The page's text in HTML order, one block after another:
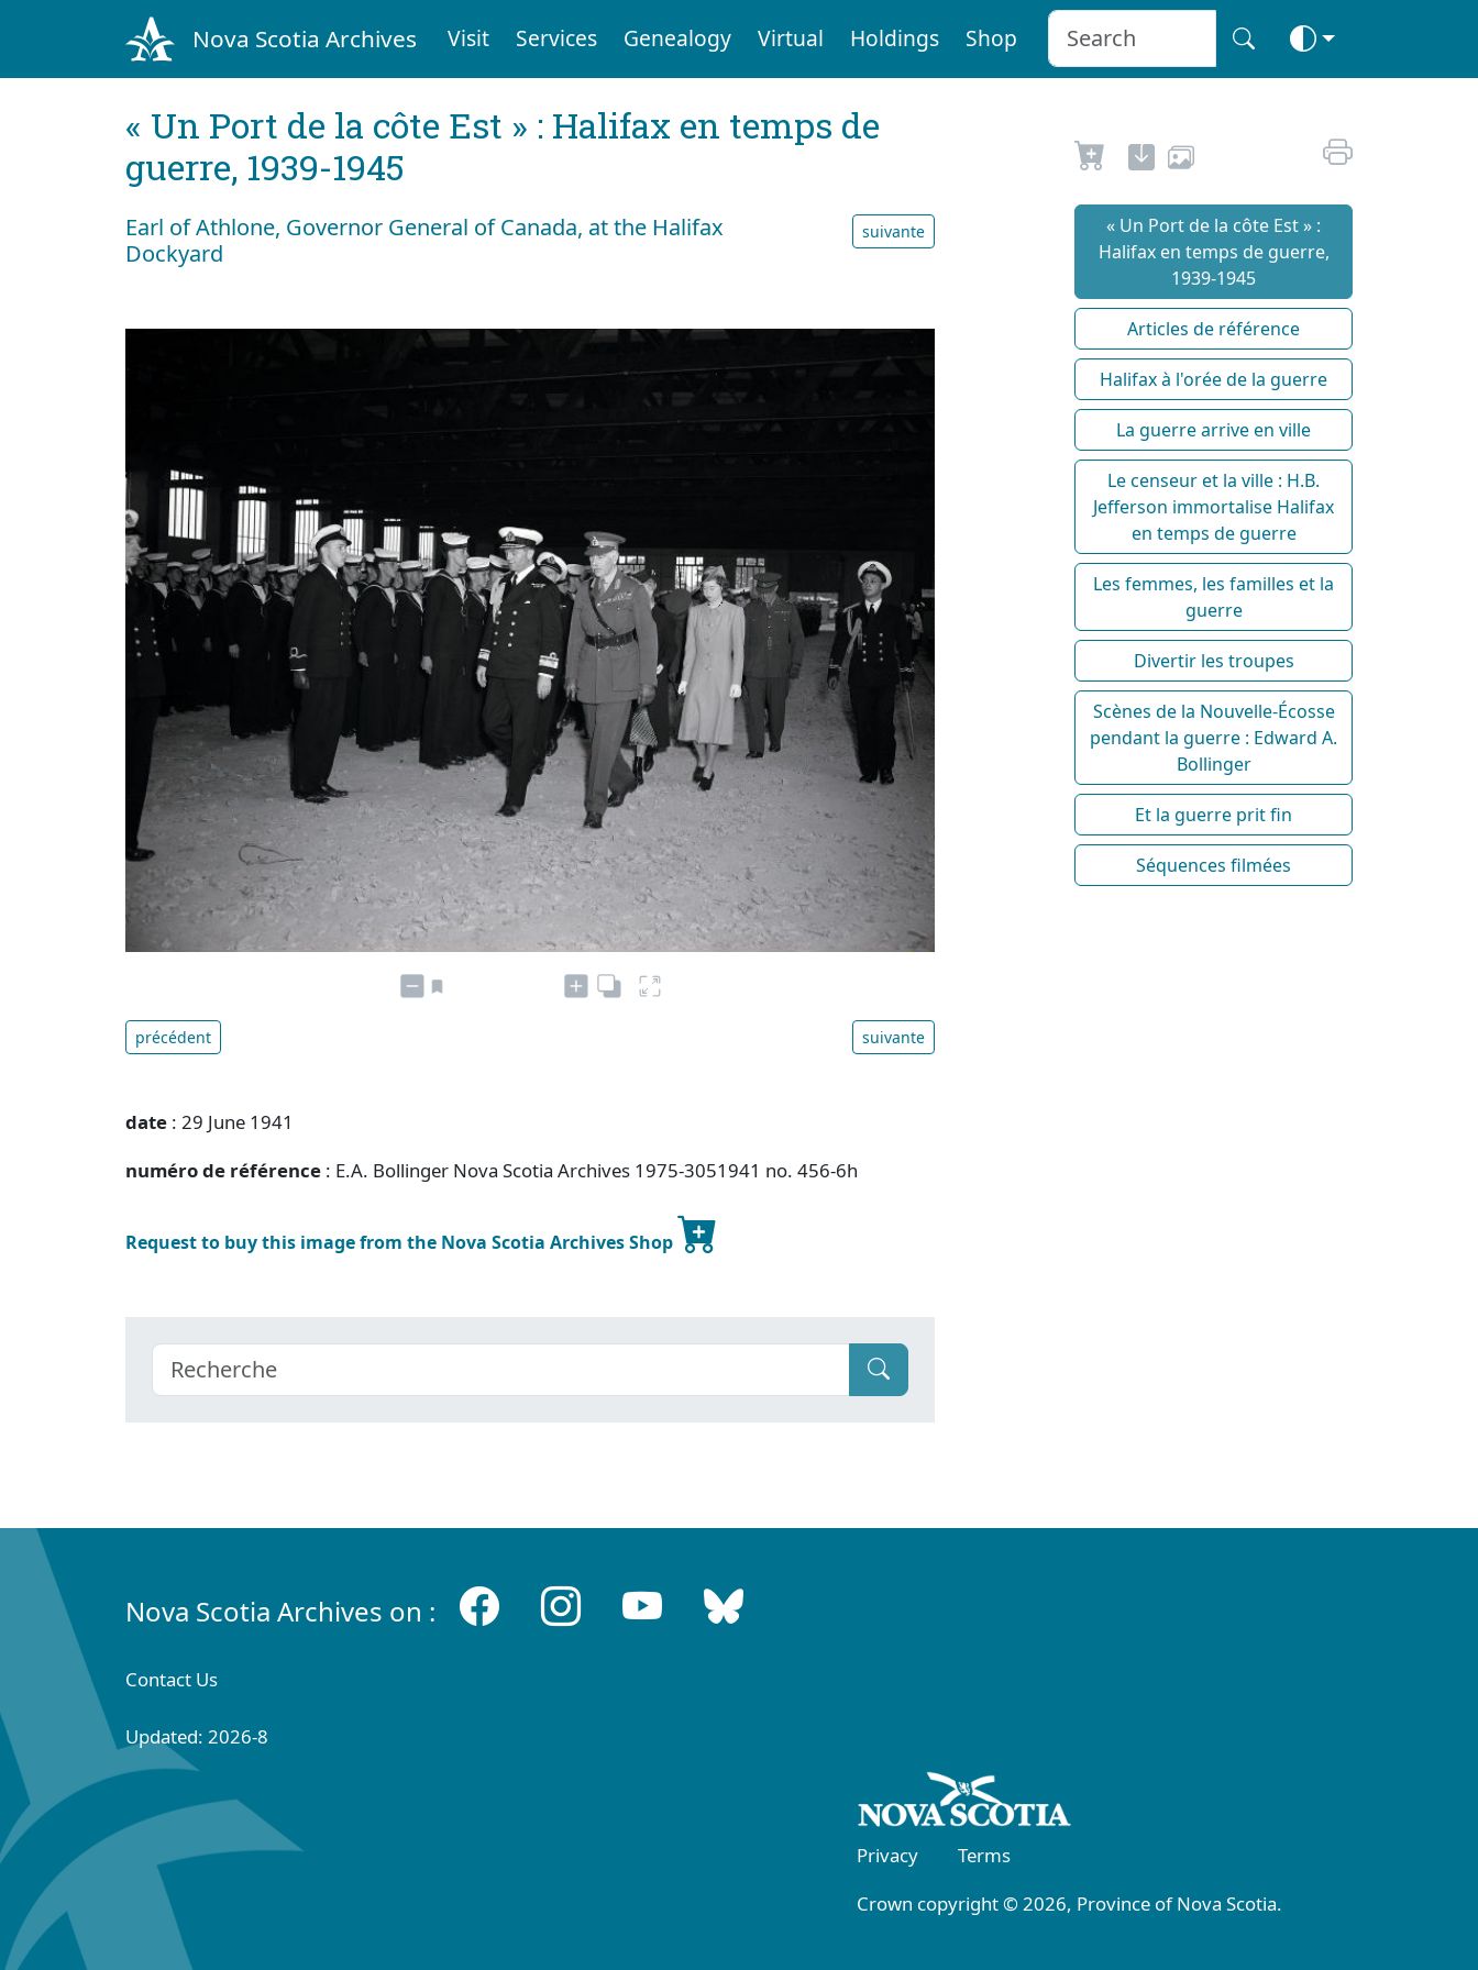
Nova Scotia Archives Visit Services Genealogy Virtual Holdings Shop
« Un Port de la côte Est » : Halifax en temps de
guerre, 1939-1945
Earl of Athlone, Governor General of Canada, at the Halifax
Dockyard
suivante
précédent suivante
date : 29 June 1941
numéro de référence : E.A. Bollinger Nova Scotia Archives 1975-3051941 no. 456-6h
Request to buy this image from the Nova Scotia Archives Shop
« Un Port de la côte Est » :
Halifax en temps de guerre,
1939-1945
Articles de référence
Halifax à l'orée de la guerre
La guerre arrive en ville
Le censeur et la ville : H.B.
Jefferson immortalise Halifax
en temps de guerre
Les femmes, les familles et la
guerre
Divertir les troupes
Scènes de la Nouvelle-Écosse
pendant la guerre : Edward A.
Bollinger
Et la guerre prit fin
Séquences filmées
Nova Scotia Archives on :
Contact Us
Updated: 2026-8
Privacy
Terms
Crown copyright © 2026, Province of Nova Scotia.